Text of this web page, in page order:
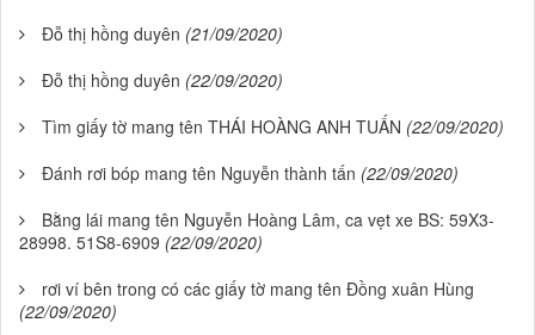
Đỗ thị hồng duyên (21/09/2020)
Đỗ thị hồng duyên (22/09/2020)
Tìm giấy tờ mang tên THÁI HOÀNG ANH TUẤN (22/09/2020)
Đánh rơi bóp mang tên Nguyễn thành tấn (22/09/2020)
Bằng lái mang tên Nguyễn Hoàng Lâm, ca vẹt xe BS: 59X3-
28998. 51S8-6909 (22/09/2020)
rơi ví bên trong có các giấy tờ mang tên Đồng xuân Hùng
(22/09/2020)